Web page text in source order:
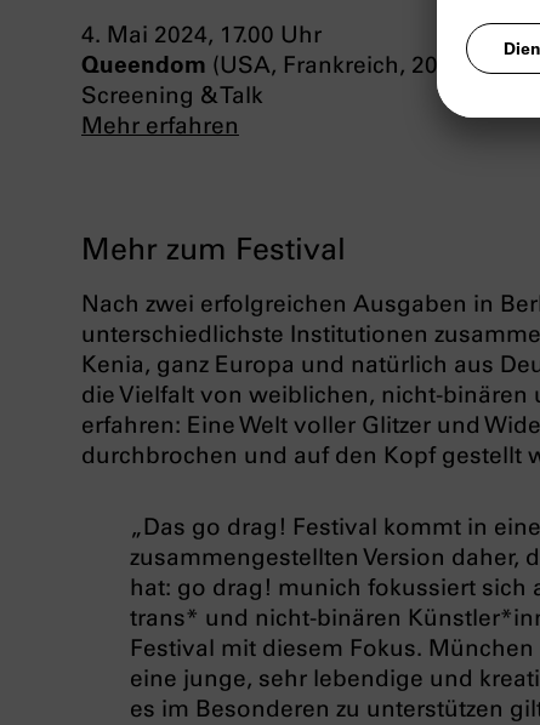
4. Mai 2024, 17.00 Uhr
Queendom (USA, Frankreich, 2023)
Screening & Talk
Mehr erfahren
Mehr zum Festival
Nach zwei erfolgreichen Ausgaben in
unterschiedlichste Institutionen
Kenia, ganz Europa und natürlich aus
die Vielfalt von weiblichen, nicht-
erfahren: Eine Welt voller Glitzer und
durchbrochen und auf den Kopf gestellt
„Das go drag! Festival kommt in
zusammengestellten Version daher,
hat: go drag! munich fokussiert sich
trans* und nicht-binären
Festival mit diesem Fokus.
eine junge, sehr lebendige und
es im Besonderen zu unterstützen